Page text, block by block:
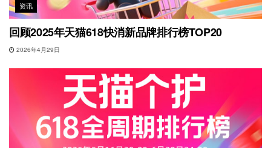
资讯
回顾2025年天猫618快消新品牌排行榜TOP20
2026年4月29日